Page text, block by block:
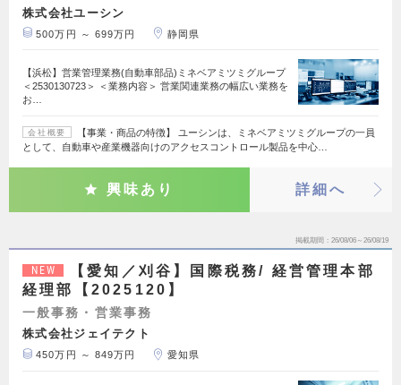
株式会社ユーシン
500万円 ～ 699万円 静岡県
【浜松】営業管理業務(自動車部品)ミネベアミツミグループ
＜2530130723＞ ＜業務内容＞ 営業関連業務の幅広い業務を
お…
会社概要
【事業・商品の特徴】 ユーシンは、ミネベアミツミグループの一員
として、自動車や産業機器向けのアクセスコントロール製品を中心…
興味あり 詳細へ
掲載期間 26/08/06～26/08/19
NEW
【愛知／刈谷】国際税務/ 経営管理本部
経理部【2025120】
一般事務・営業事務
株式会社ジェイテクト
450万円 ～ 849万円 愛知県